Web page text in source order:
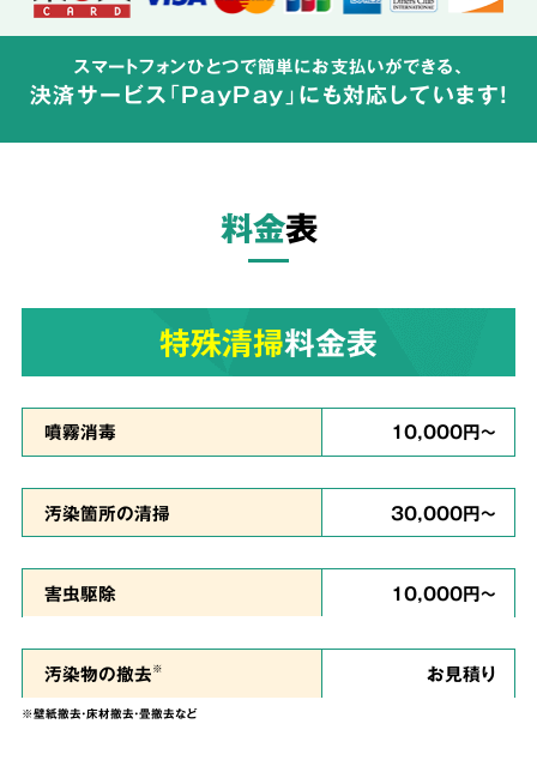
が広がらないよう配慮して体液や汚物の汚れを
ご依頼者様の気持ちに
対応
真心を
込めて対応
私たちは、
ご依頼者様のお気持ちに寄り添い、
いで誠心誠意を尽くして作業させていただきま
す。
スマートフォンひとつで簡単にお支払いができる、
決済サービス「PayPay」にも対応しています!
料金表
特殊清掃料金表
噴霧消毒 10,000円～
汚染箇所の清掃 30,000円～
害虫駆除 10,000円～
汚染物の撤去※ お見積り
※壁紙撤去・床材撤去・畳撤去など